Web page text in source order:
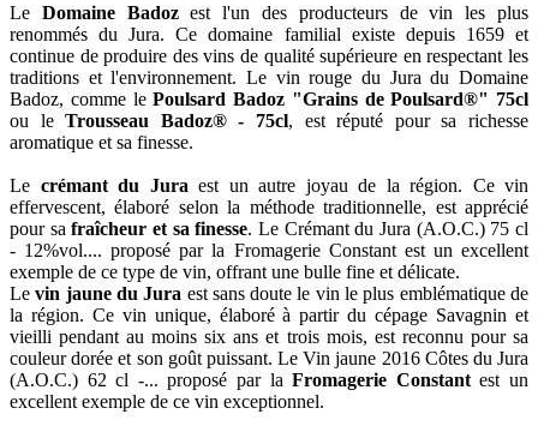
Le Domaine Badozest l'un des producteurs de vin les plus
renommés du Jura. Ce domaine familial existe depuis 1659 et
continue de produire des vins de qualité supérieure en respectant les
traditions et l'environnement. Le vin rouge du Jura du Domaine
Badoz, comme lePoulsard Badoz "Grains de Poulsard®" 75cl
ou leTrousseau Badoz® - 75cl, est réputé pour sa richesse
aromatique et sa finesse.
Le crémant du Jura est un autre joyau de la région. Ce vin
effervescent, élaboré selon la méthode traditionnelle, est apprécié
pour safraîcheur et sa finesse. Le Crémant du Jura (A.O.C.) 75 cl
- 12%vol.... proposé par la Fromagerie Constant est un excellent
exemple de ce type de vin, offrant une bulle fine et délicate.
Levin jaune du Jura est sans doute le vin le plus emblématique de
la région. Ce vin unique, élaboré à partir du cépage Savagnin et
vieilli pendant au moins six ans et trois mois, est reconnu pour sa
couleur dorée et son goût puissant. Le Vin jaune 2016 Côtes du Jura
(A.O.C.) 62 cl -... proposé par laFromagerie Constantest un
excellent exemple de ce vin exceptionnel.